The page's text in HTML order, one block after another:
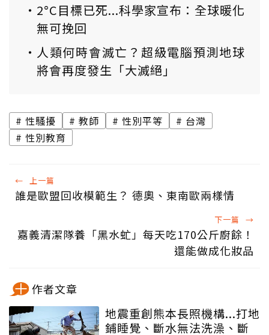
2°C目標已死...科學家宣布：全球暖化
無可挽回
人類何時會滅亡？超級電腦預測地球
將會再度發生「大滅絕」
性騷擾 教師 性別平等
台灣
性別教育
← 上一篇
誰是歐盟回收模範生？ 德奧、東南歐兩樣情
下一篇 →
嘉義清潔隊養「黑水虻」每天吃170公斤廚餘！
還能做成化妝品
作者文章
地震重創熊本長照機構...打地
鋪睡覺、斷水無法洗澡、斷